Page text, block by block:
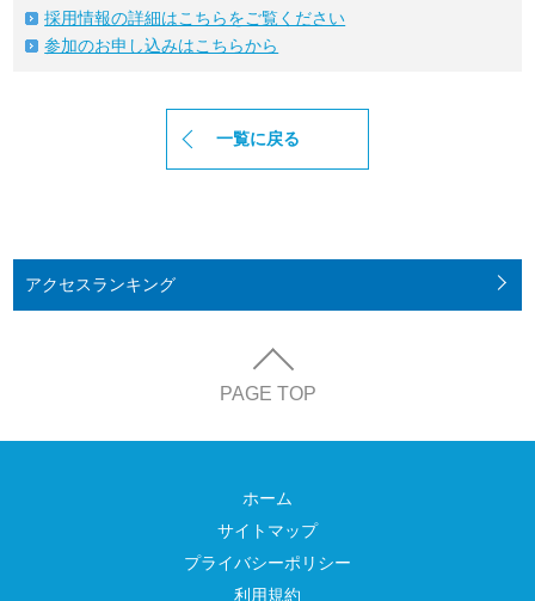
採用情報の詳細はこちらをご覧ください
参加のお申し込みはこちらから
一覧に戻る
アクセスランキング
PAGE TOP
ホーム
サイトマップ
プライバシーポリシー
利用規約